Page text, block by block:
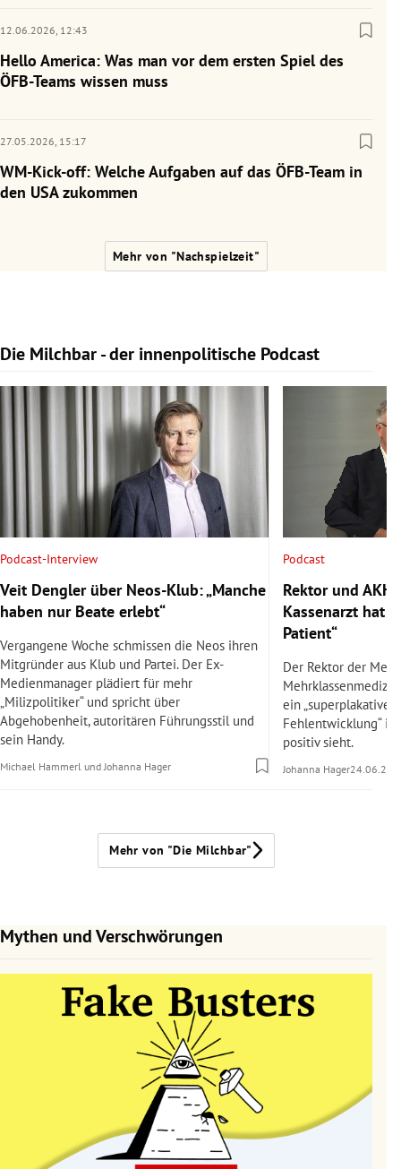
12.06.2026, 12:43
Hello America: Was man vor dem ersten Spiel des
ÖFB-Teams wissen muss
27.05.2026, 15:17
WM-Kick-off: Welche Aufgaben auf das ÖFB-Team in
den USA zukommen
Mehr von "Nachspielzeit"
Die Milchbar - der innenpolitische Podcast
Slide 1 von 9
Podcast-Interview
Veit Dengler über Neos-Klub: „Manche
haben nur Beate erlebt“
Vergangene Woche schmissen die Neos ihren
Mitgründer aus Klub und Partei. Der Ex-
Medienmanager plädiert für mehr
„Milizpolitiker“ und spricht über
Abgehobenheit, autoritären Führungsstil und
sein Handy.
Michael Hammerl und Johanna Hager
Podcast
Rektor und
Kassenarzt hat
Patient“
Der Rektor der
ein
Fehlentwicklung“
positiv sieht.
Johanna Hager
Mehr von "Die Milchbar"
Mythen und Verschwörungen